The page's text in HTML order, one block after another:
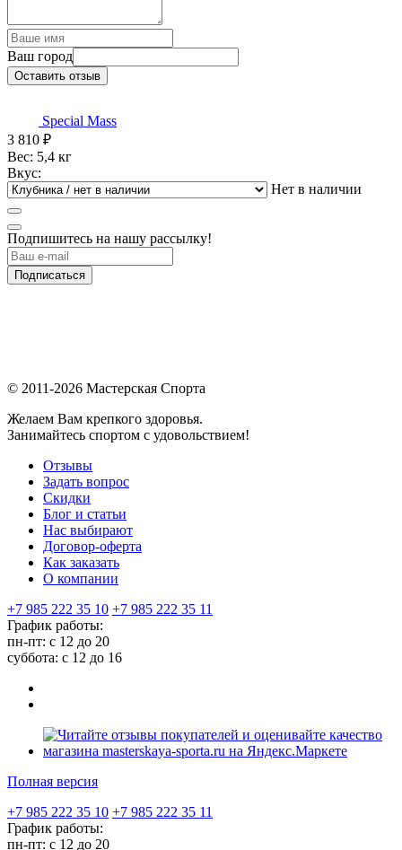
Ваш город
Оставить отзыв
Special Mass
3 810 ₽
Вес: 5,4 кг
Вкус:
Нет в наличии
Подпишитесь на нашу рассылку!
Подписаться
© 2011-2026 Мастерская Спорта
Желаем Вам крепкого здоровья.
Занимайтесь спортом с удовольствием!
Отзывы
Задать вопрос
Скидки
Блог и статьи
Нас выбирают
Договор-оферта
Как заказать
О компании
+7 985 222 35 10 +7 985 222 35 11
График работы:
пн-пт: с 12 до 20
суббота: c 12 до 16
Полная версия
+7 985 222 35 10 +7 985 222 35 11
График работы:
пн-пт: с 12 до 20